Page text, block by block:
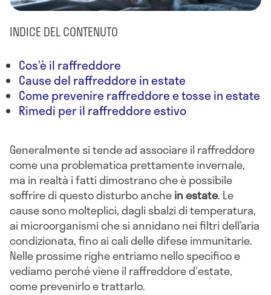
INDICE DEL CONTENUTO
Cos’è il raffreddore
Cause del raffreddore in estate
Come prevenire raffreddore e tosse in estate
Rimedi per il raffreddore estivo
Generalmente si tende ad associare il raffreddore
come una problematica prettamente invernale,
ma in realtà i fatti dimostrano che è possibile
soffrire di questo disturbo anchein estate. Le
cause sono molteplici, dagli sbalzi di temperatura,
ai microorganismi che si annidano nei filtri dell’aria
condizionata, fino ai cali delle difese immunitarie.
Nelle prossime righe entriamo nello specifico e
vediamo perché viene il raffreddore d'estate,
come prevenirlo e trattarlo.